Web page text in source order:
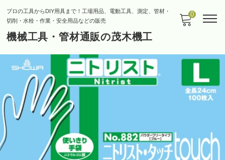
プロの工具からDIY用具まで！工場用品、電動工具、測定、管材・
切削・水栓・作業・安全用品などの販売
機械工具・管材通販の茂木機工
0